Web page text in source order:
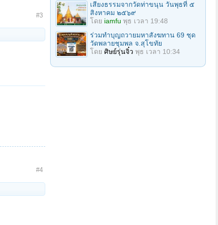
#3
#4
เสียงธรรมจากวัดท่าขนุน วันพุธที่ ๕
สิงหาคม ๒๕๖๙
โดย iamfu พุธ เวลา 19:48
ร่วมทําบุญถวายมหาสังฆทาน 69 ชุด
วัดพลายชุมพล จ.สุโขทัย
โดย ศิษย์รุ่นจิ๋ว พุธ เวลา 10:34